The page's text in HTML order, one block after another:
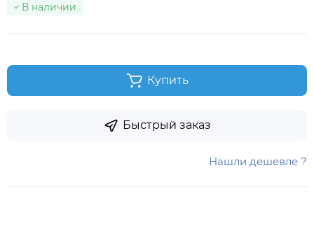
В наличии
Купить
Быстрый заказ
Нашли дешевле ?